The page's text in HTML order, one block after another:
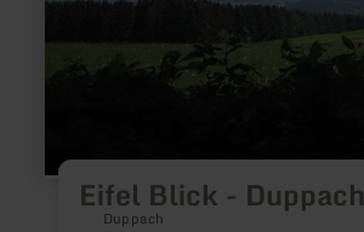
Eifel Blick - Duppach
Duppach